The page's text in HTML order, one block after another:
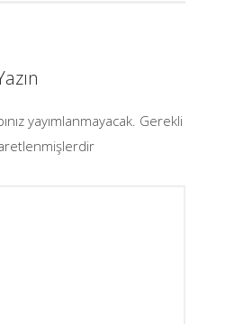
yayımlanmayacak. Gerekli